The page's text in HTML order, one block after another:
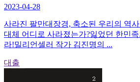
2023-04-28
사라진 팔만대장경, 축소된 우리의 역
대체 어디로 사라졌는가?잃었던 한민
라!밀리언셀러 작가 김진명의 ...
대출